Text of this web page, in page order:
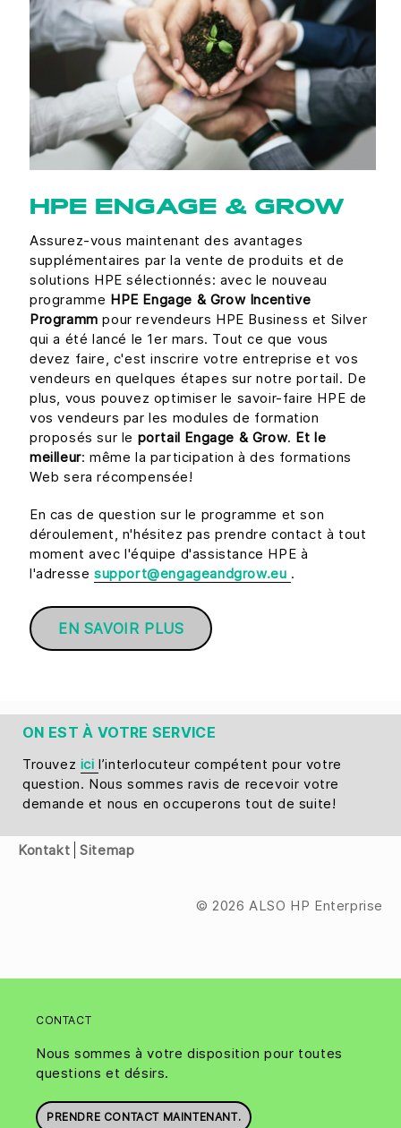
HPE ENGAGE & GROW
Assurez-vous maintenant des avantages
supplémentaires par la vente de produits et de
solutions HPE sélectionnés: avec le nouveau
programme HPE Engage & Grow Incentive
Programm pour revendeurs HPE Business et Silver
qui a été lancé le 1er mars. Tout ce que vous
devez faire, c'est inscrire votre entreprise et vos
vendeurs en quelques étapes sur notre portail. De
plus, vous pouvez optimiser le savoir-faire HPE de
vos vendeurs par les modules de formation
proposés sur le portail Engage & Grow. Et le
meilleur: même la participation à des formations
Web sera récompensée!
En cas de question sur le programme et son
déroulement, n'hésitez pas prendre contact à tout
moment avec l'équipe d'assistance HPE à
l'adresse support@engageandgrow.eu .
EN SAVOIR PLUS
ON EST À VOTRE SERVICE
Trouvez icil’interlocuteur compétent pour votre
question. Nous sommes ravis de recevoir votre
demande et nous en occuperons tout de suite!
Kontakt Sitemap
© 2026 ALSO HP Enterprise
CONTACT
Nous sommes à votre disposition pour toutes
questions et désirs.
PRENDRE CONTACT MAINTENANT.